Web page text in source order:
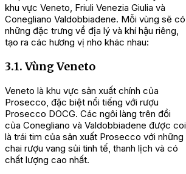
khu vực Veneto, Friuli Venezia Giulia và
Conegliano Valdobbiadene. Mỗi vùng sẽ có
những đặc trưng về địa lý và khí hậu riêng,
tạo ra các hương vị nho khác nhau:
3.1. Vùng Veneto
Veneto là khu vực sản xuất chính của
Prosecco, đặc biệt nổi tiếng với rượu
Prosecco DOCG. Các ngôi làng trên đồi
của Conegliano và Valdobbiadene được coi
là trái tim của sản xuất Prosecco với những
chai rượu vang sủi tinh tế, thanh lịch và có
chất lượng cao nhất.